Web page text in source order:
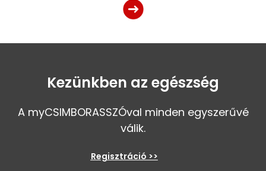
Kezünkben az egészség
A myCSIMBORASSZÓval minden egyszerűvé
válik.
Regisztráció >>